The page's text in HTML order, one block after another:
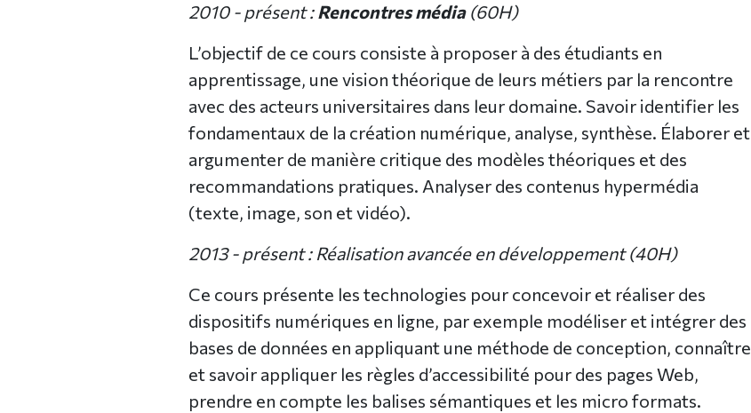
2010 - présent :Rencontres média(60H)
L’objectif de ce cours consiste à proposer à des étudiants en
apprentissage, une vision théorique de leurs métiers par la rencontre
avec des acteurs universitaires dans leur domaine. Savoir identifier les
fondamentaux de la création numérique, analyse, synthèse. Élaborer et
argumenter de manière critique des modèles théoriques et des
recommandations pratiques. Analyser des contenus hypermédia
(texte, image, son et vidéo).
2013 - présent : Réalisation avancée en développement (40H)
Ce cours présente les technologies pour concevoir et réaliser des
dispositifs numériques en ligne, par exemple modéliser et intégrer des
bases de données en appliquant une méthode de conception, connaître
et savoir appliquer les règles d’accessibilité pour des pages Web,
prendre en compte les balises sémantiques et les micro formats.